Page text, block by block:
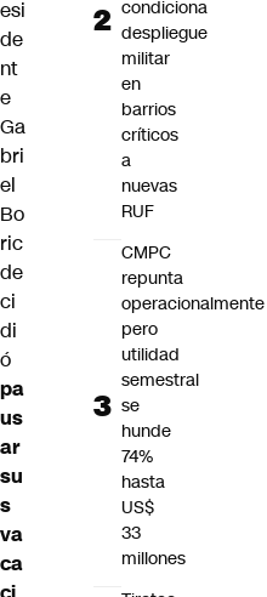
esi
de
nt
e
Ga
bri
el
Bo
ric
de
ci
di
ó
pa
us
ar
su
s
va
ca
condiciona
despliegue
militar
en
barrios
críticos
a
nuevas
RUF
CMPC
repunta
operacionalmente
pero
utilidad
semestral
se
hunde
74%
hasta
US$
33
millones